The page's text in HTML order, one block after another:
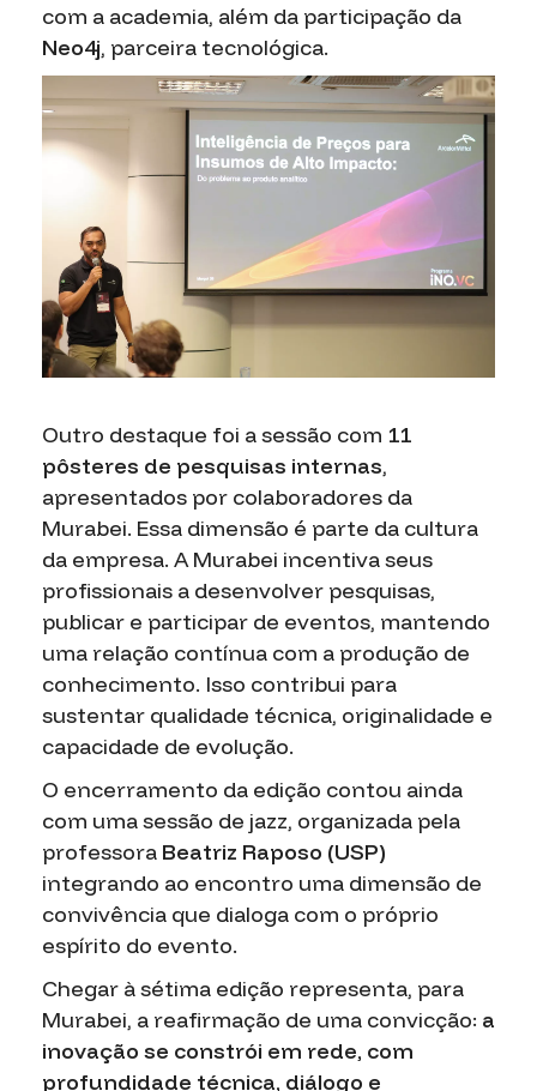
com a academia, além da participação da
Neo4j, parceira tecnológica.
Outro destaque foi a sessão com 11
pôsteres de pesquisas internas,
apresentados por colaboradores da
Murabei. Essa dimensão é parte da cultura
da empresa. A Murabei incentiva seus
profissionais a desenvolver pesquisas,
publicar e participar de eventos, mantendo
uma relação contínua com a produção de
conhecimento. Isso contribui para
sustentar qualidade técnica, originalidade e
capacidade de evolução.
O encerramento da edição contou ainda
com uma sessão de jazz, organizada pela
professora Beatriz Raposo (USP)
integrando ao encontro uma dimensão de
convivência que dialoga com o próprio
espírito do evento.
Chegar à sétima edição representa, para
Murabei, a reafirmação de uma convicção: a
inovação se constrói em rede, com
profundidade técnica, diálogo e